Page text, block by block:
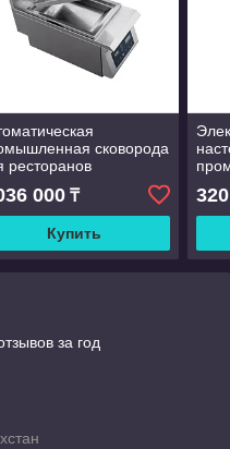
сковорода
ресторанов
000₸
Купить
за год